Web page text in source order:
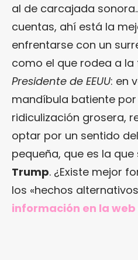
al de carcajada
cuentas, ahí está la
enfrentarse con un
como el que rodea a la
Presidente de EEUU: en
mandíbula batiente
ridiculización grosera,
optar por un sentido
pequeña, que es la
Trump. ¿Existe mejor
los «hechos
información en la